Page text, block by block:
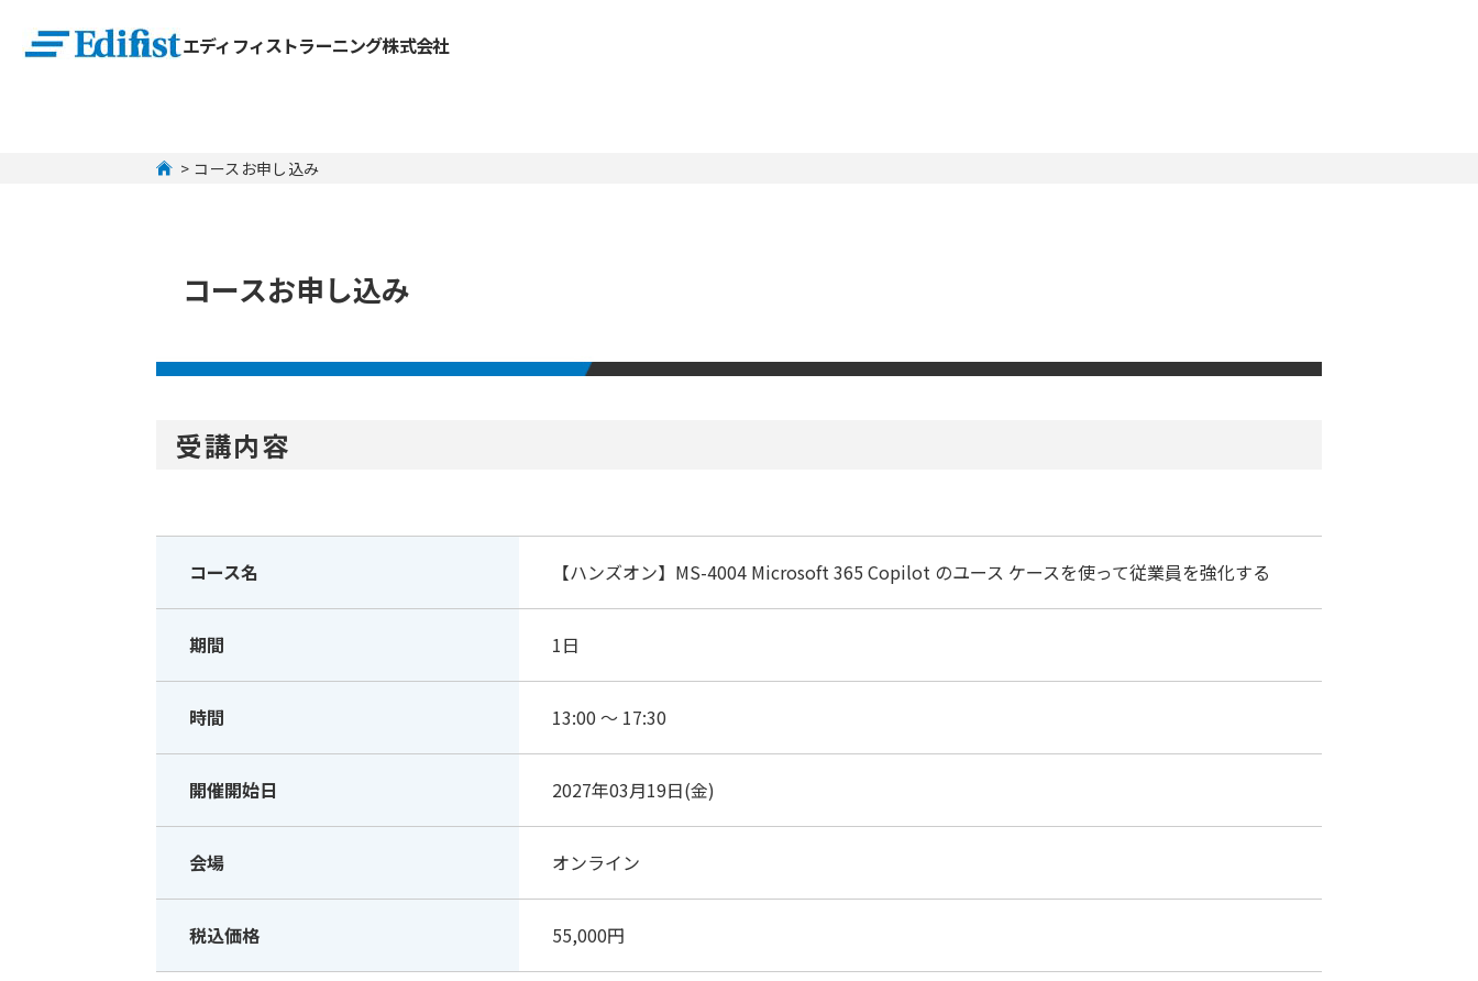
エディフィストラーニング株式会社
> コースお申し込み
コースお申し込み
受講内容
コース名 【ハンズオン】MS-4004 Microsoft 365 Copilot のユース ケースを使って従業員を強化する
期間 1日
時間 13:00 ～ 17:30
開催開始日 2027年03月19日(金)
会場 オンライン
税込価格 55,000円